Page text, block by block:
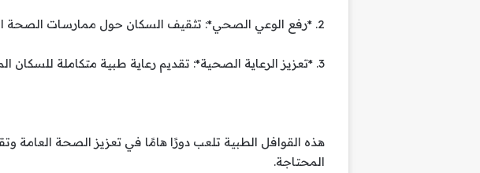
2. *رفع الوعي الصحي*: تثقيف السكان حول ممارسات الصحة الجيدة والوقاية من الأمراض.
3. *تعزيز الرعاية الصحية*: تقديم رعاية طبية متكاملة للسكان المحليين.
هذه القوافل الطبية تلعب دورًا هامًا في تعزيز الصحة العامة
المحتاجة.